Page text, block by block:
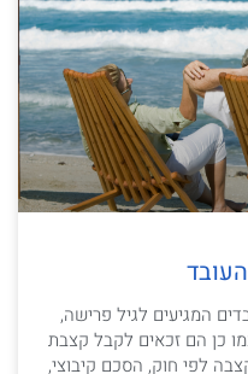
המגיעים לגיל פרישה,
כן הם זכאים לקבל קצבת
לפי חוק, הסכם קיבוצי,